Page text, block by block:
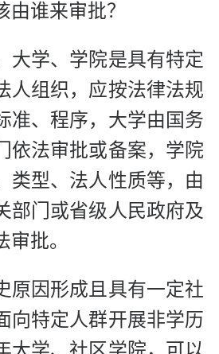
谁来审批？
大学、学院是具有特定
人组织，应按法律法规
准、程序，大学由国务
依法审批或备案，学院
类型、法人性质等，由
部门或省级人民政府及
批。
原因形成且具有一定社
向特定人群开展非学历